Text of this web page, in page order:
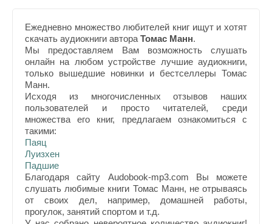
Ежедневно множество любителей книг ищут и хотят
скачать аудиокниги автора Томас Манн.
Мы предоставляем Вам возможность слушать
онлайн на любом устройстве лучшие аудиокниги,
только вышедшие новинки и бестселлеры Томас
Манн.
Исходя из многочисленных отзывов наших
пользователей и просто читателей, среди
множества его книг, предлагаем ознакомиться с
такими:
Паяц
Луизхен
Падшие
Благодаря сайту Audobook-mp3.com Вы можете
слушать любимые книги Томас Манн, не отрываясь
от своих дел, например, домашней работы,
прогулок, занятий спортом и т.д.